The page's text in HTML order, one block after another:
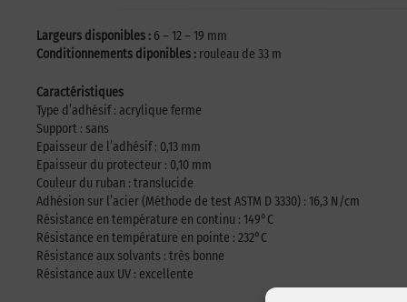
Largeurs disponibles : 6 – 12 – 19 mm
Conditionnements diponibles : rouleau de 33 m
Caractéristiques
Type d’adhésif : acrylique ferme
Support : sans
Epaisseur de l’adhésif : 0,13 mm
Epaisseur du protecteur : 0,10 mm
Couleur du ruban : translucide
Adhésion sur l’acier (Méthode de test ASTM D 3330) : 16,3 N/cm
Résistance en température en continu : 149°C
Résistance en température en pointe : 232°C
Résistance aux solvants : très bonne
Résistance aux UV : excellente